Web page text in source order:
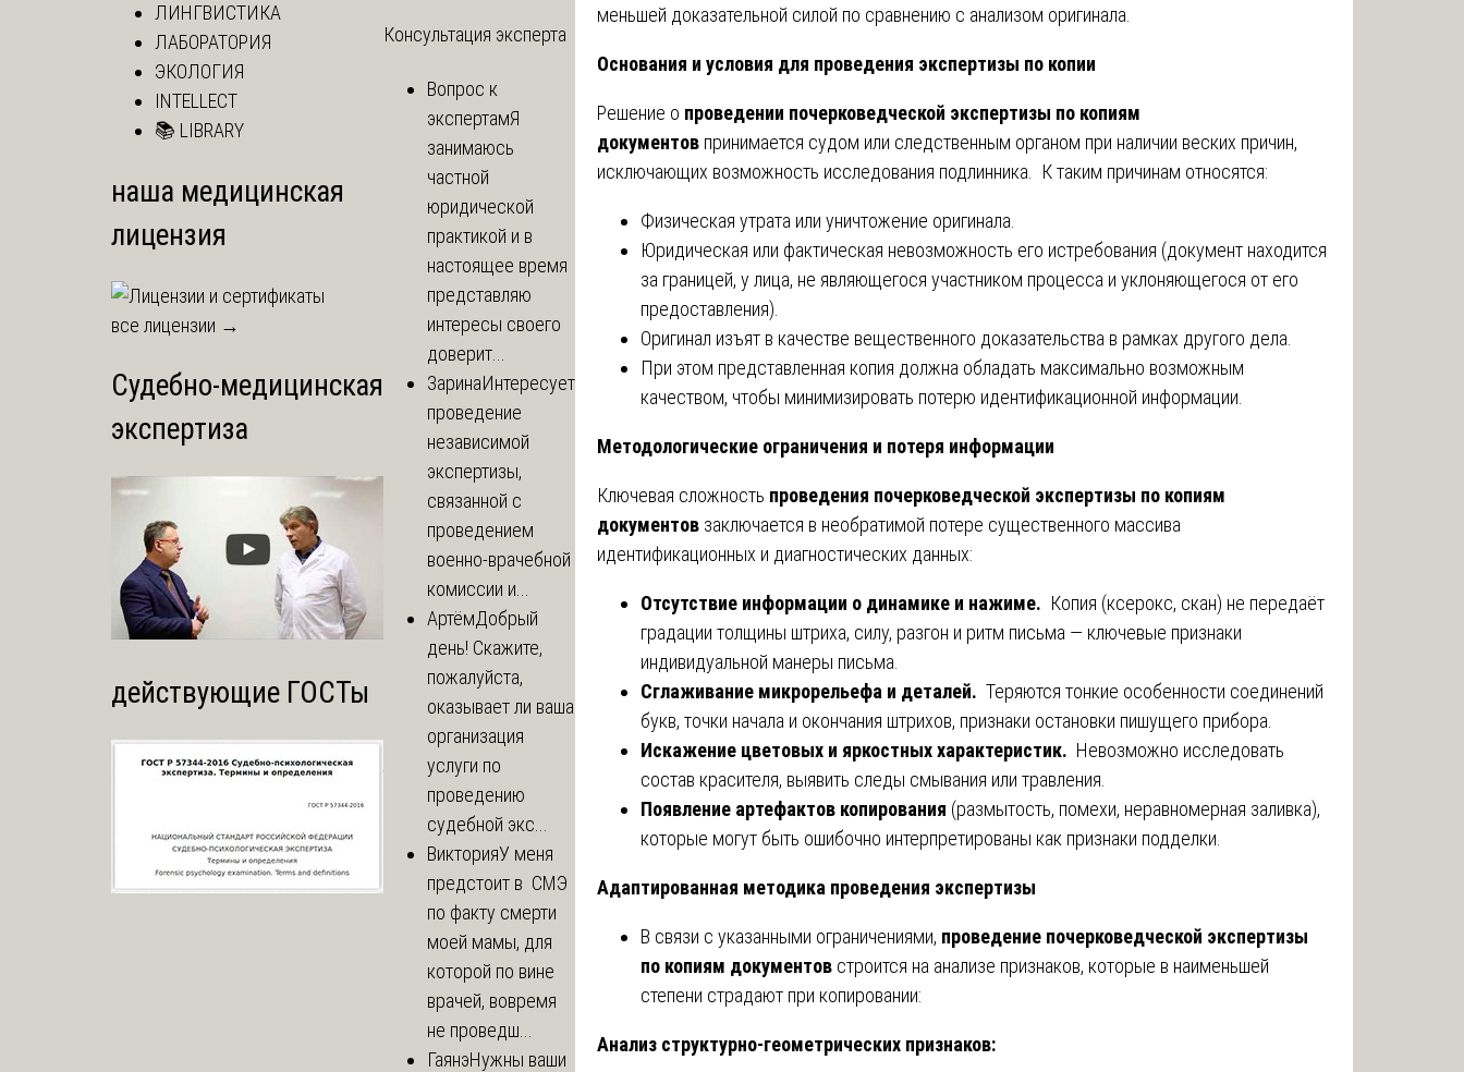
меньшей доказательной силой по сравнению с анализом оригинала.
Основания и условия для проведения экспертизы по копии
Решение о проведении почерковедческой экспертизы по копиям
документов принимается судом или следственным органом при наличии веских причин,
исключающих возможность исследования подлинника. К таким причинам относятся:
Физическая утрата или уничтожение оригинала.
Юридическая или фактическая невозможность его истребования (документ находится
за границей, у лица, не являющегося участником процесса и уклоняющегося от его
предоставления).
Оригинал изъят в качестве вещественного доказательства в рамках другого дела.
При этом представленная копия должна обладать максимально возможным
качеством, чтобы минимизировать потерю идентификационной информации.
Методологические ограничения и потеря информации
Ключевая сложность проведения почерковедческой экспертизы по копиям
документов заключается в необратимой потере существенного массива
идентификационных и диагностических данных:
Отсутствие информации о динамике и нажиме. Копия (ксерокс, скан) не передаёт
градации толщины штриха, силу, разгон и ритм письма — ключевые признаки
индивидуальной манеры письма.
Сглаживание микрорельефа и деталей. Теряются тонкие особенности соединений
букв, точки начала и окончания штрихов, признаки остановки пишущего прибора.
Искажение цветовых и яркостных характеристик. Невозможно исследовать
состав красителя, выявить следы смывания или травления.
Появление артефактов копирования (размытость, помехи, неравномерная заливка),
которые могут быть ошибочно интерпретированы как признаки подделки.
Адаптированная методика проведения экспертизы
В связи с указанными ограничениями, проведение почерковедческой экспертизы
по копиям документов строится на анализе признаков, которые в наименьшей
степени страдают при копировании:
Анализ структурно-геометрических признаков:
ЛИНГВИСТИКА
ЛАБОРАТОРИЯ
ЭКОЛОГИЯ
INTELLECT
📚 LIBRARY
наша медицинская
лицензия
все лицензии →
Судебно-медицинская
экспертиза
действующие ГОСТы
Консультация эксперта
Вопрос к
экспертамЯ
занимаюсь
частной
юридической
практикой и в
настоящее время
представляю
интересы своего
доверит...
ЗаринаИнтересует
проведение
независимой
экспертизы,
связанной с
проведением
военно-врачебной
комиссии и...
АртёмДобрый
день! Скажите,
пожалуйста,
оказывает ли ваша
организация
услуги по
проведению
судебной экс...
ВикторияУ меня
предстоит в СМЭ
по факту смерти
моей мамы, для
которой по вине
врачей, вовремя
не проведш...
ГаянэНужны ваши